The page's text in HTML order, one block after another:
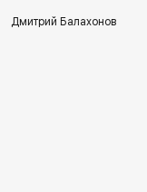
Дмитрий Балахонов